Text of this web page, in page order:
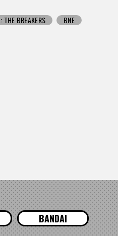
THE BREAKERS BNE
BANDAI